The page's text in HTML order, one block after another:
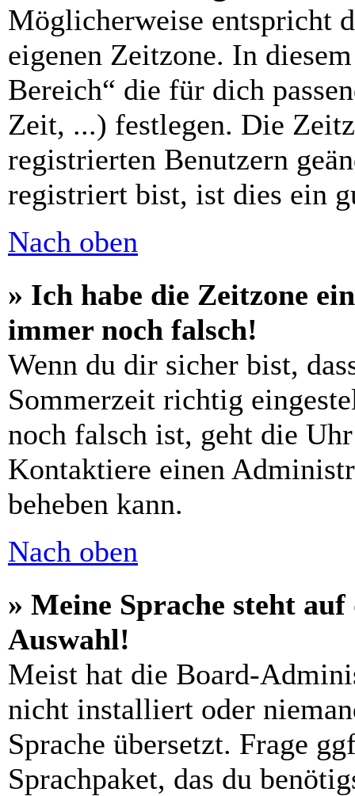
Möglicherweise entspricht
eigenen Zeitzone. In
Bereich“ die für dich
Zeit, ...) festlegen. Die
registrierten Benutzern
registriert bist, ist dies ein
Nach oben
» Ich habe die Zeitzone
immer noch falsch!
Wenn du dir sicher bist,
Sommerzeit richtig
noch falsch ist, geht die
Kontaktiere einen
beheben kann.
Nach oben
» Meine Sprache steht
Auswahl!
Meist hat die Board-
nicht installiert oder
Sprache übersetzt. Frage
Sprachpaket, das du